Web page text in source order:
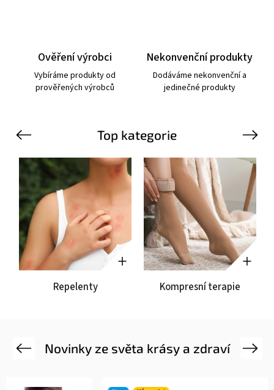
Ověření výrobci
Vybíráme produkty od
prověřených výrobců
Nekonvenční produkty
Dodáváme nekonvenční a
jedinečné produkty
Top kategorie
Previous
Repelenty Kompresní terapie
Next
Novinky ze světa krásy a zdraví
Previous Next